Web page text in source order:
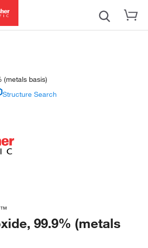
(metals basis)
Structure Search
99.9% (metals